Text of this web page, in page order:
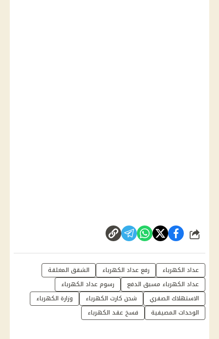
شارك
عداد الكهرباء رفع عداد الكهرباء
الشقق المغلقة
عداد الكهرباء مسبق الدفع
رسوم عداد الكهرباء
الاستهلاك الصفري
شحن كارت الكهرباء
وزارة الكهرباء
الوحدات المصيفية
فسخ عقد الكهرباء